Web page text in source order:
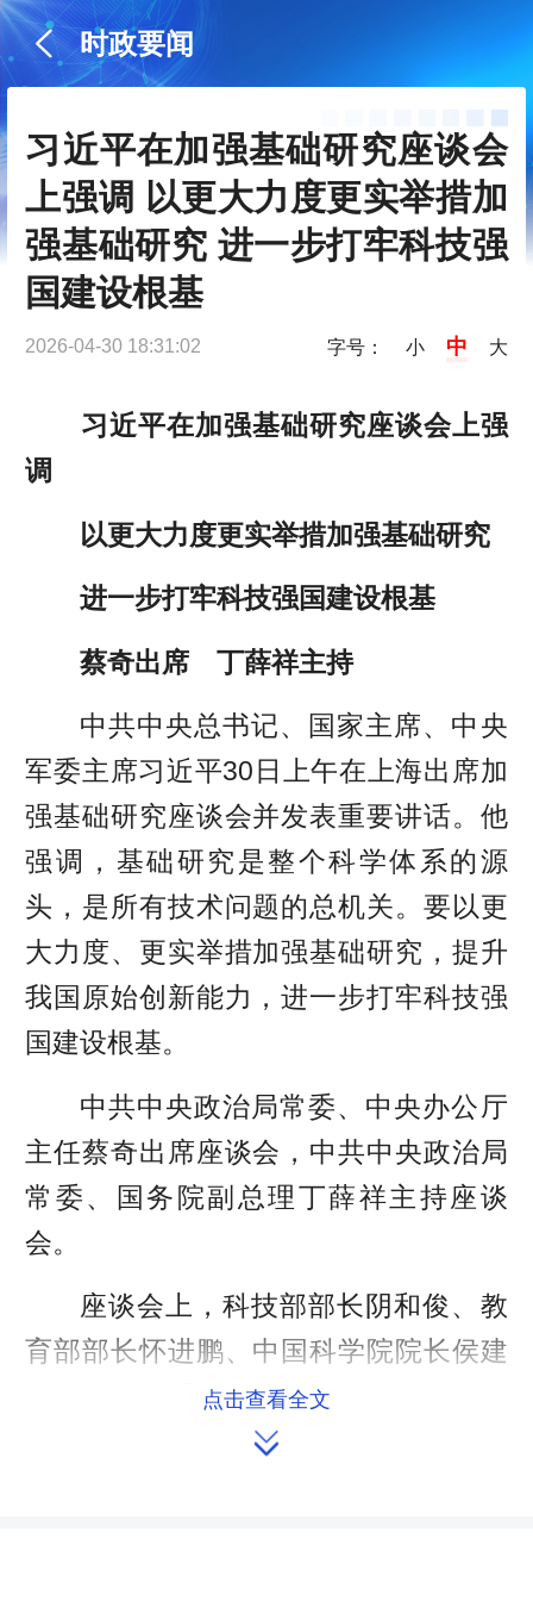
时政要闻
习近平在加强基础研究座谈会
上强调 以更大力度更实举措加
强基础研究 进一步打牢科技强
国建设根基
2026-04-30 18:31:02 字号： 小 中 大
习近平在加强基础研究座谈会上强
调
以更大力度更实举措加强基础研究
进一步打牢科技强国建设根基
蔡奇出席 丁薛祥主持
中共中央总书记、国家主席、中央
军委主席习近平30日上午在上海出席加
强基础研究座谈会并发表重要讲话。他
强调，基础研究是整个科学体系的源
头，是所有技术问题的总机关。要以更
大力度、更实举措加强基础研究，提升
我国原始创新能力，进一步打牢科技强
国建设根基。
中共中央政治局常委、中央办公厅
主任蔡奇出席座谈会，中共中央政治局
常委、国务院副总理丁薛祥主持座谈
会。
座谈会上，科技部部长阴和俊、教
育部部长怀进鹏、中国科学院院长侯建
国、上海市委书记陈吉宁、北京大学数
学科学学院院长刘若川、中国科学院深
点击查看全文
